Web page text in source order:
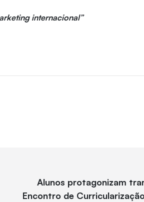
internacional”
Alunos protagonizam
Encontro de